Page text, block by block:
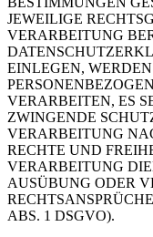
JEWEILIGE
VERARBEITUNG
EINLEGEN,
VERARBEITEN, ES
ZWINGENDE
VERARBEITUNG
RECHTE UND
VERARBEITUNG
AUSÜBUNG ODER
ABS. 1 DSGVO).